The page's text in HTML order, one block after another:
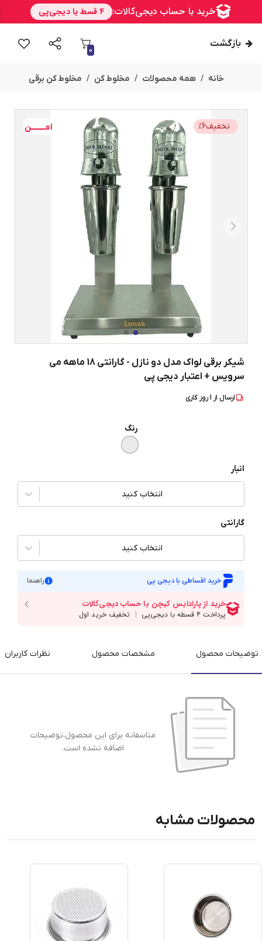
بازگشت
0
خانه همه محصولات مخلوط کن مخلوط کن برقی
امــــــــن تخفیف %6
شیکر برقی لواک مدل دو نازل - گارانتی 18 ماهه می
سرویس + اعتبار دیجی پی
ارسال از 1روز کاری
رنگ
انبار
انتخاب کنید
گارانتی
انتخاب کنید
خرید اقساطی با دیجی پی راهنما
توضیحات محصول مشخصات محصول نظرات کاربران
متاسفانه برای این محصول،توضیحات
اضافه نشده است.
محصولات مشابه